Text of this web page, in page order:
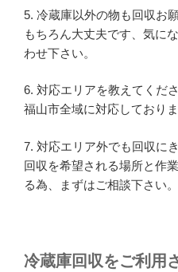
5. 冷蔵庫以外の物も回収お
もちろん大丈夫です、気に
わせ下さい。
6. 対応エリアを教えてくださ
福山市全域に対応しておりま
7. 対応エリア外でも回収に
回収を希望される場所と作
る為、まずはご相談下さい。
冷蔵庫回収をご利用